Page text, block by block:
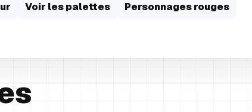
Voir les palettes
Personnages rouges